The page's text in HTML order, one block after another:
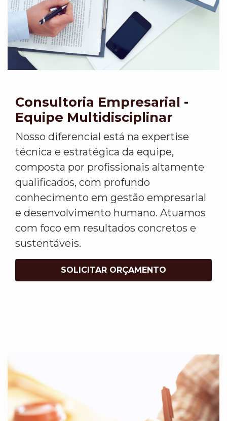
Consultoria Empresarial -
Equipe Multidisciplinar
Nosso diferencial está na expertise
técnica e estratégica da equipe,
composta por profissionais altamente
qualificados, com profundo
conhecimento em gestão empresarial
e desenvolvimento humano. Atuamos
com foco em resultados concretos e
sustentáveis.
SOLICITAR ORÇAMENTO